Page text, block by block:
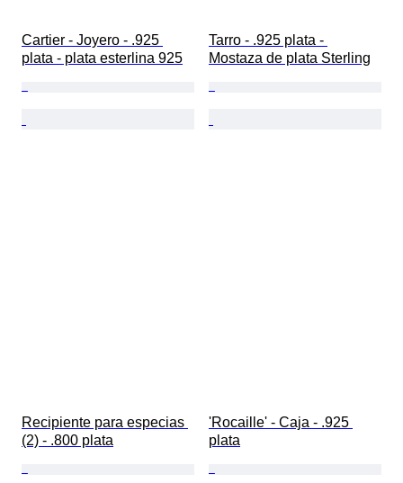
Cartier - Joyero - .925
plata - plata esterlina 925
Tarro - .925 plata -
Mostaza de plata Sterling
Recipiente para especias
(2) - .800 plata
'Rocaille' - Caja - .925
plata